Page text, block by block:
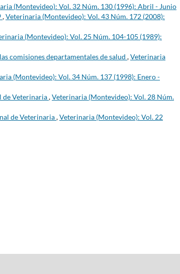
(Montevideo): Vol. 32 Núm. 130 (1996): Abril - Junio
,Veterinaria (Montevideo): Vol. 43 Núm. 172 (2008):
(Montevideo): Vol. 25 Núm. 104-105 (1989):
comisiones departamentales de salud ,Veterinaria
(Montevideo): Vol. 34 Núm. 137 (1998): Enero -
de Veterinaria,Veterinaria (Montevideo): Vol. 28 Núm.
de Veterinaria,Veterinaria (Montevideo): Vol. 22